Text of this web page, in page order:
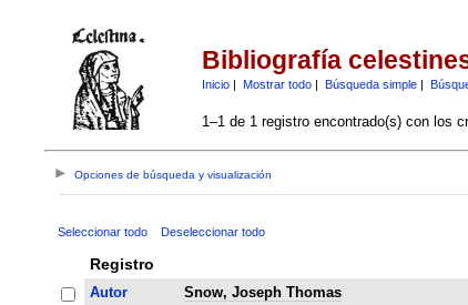
Bibliografía
Inicio| Mostrar todo| Búsqueda simple|
1–1 de 1 registro encontrado(s) con los
Opciones de búsqueda y visualización
Seleccionar todo Deseleccionar todo
Registro
Autor
Snow, Joseph Thomas